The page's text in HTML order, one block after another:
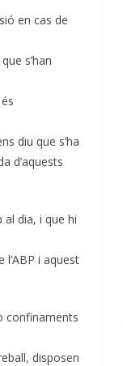
en cas de
s’han
diu que s’ha
d’aquests
al dia, i que hi
i aquest
confinaments
disposen